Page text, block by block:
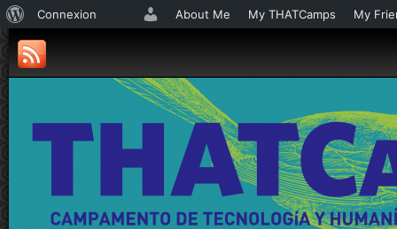
propos
de
Connexion About Me My THATCamps My